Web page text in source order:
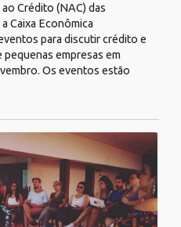
Crédito (NAC) das
Caixa Econômica
para discutir crédito e
empresas em
Os eventos estão